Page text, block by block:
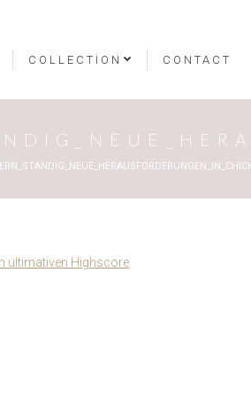
COLLECTION CONTACT
ultimativen Highscore